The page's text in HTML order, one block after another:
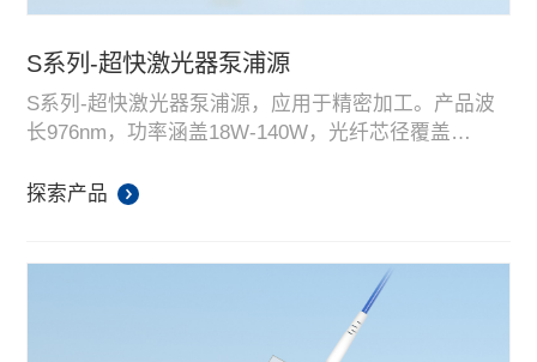
S系列-超快激光器泵浦源
S系列-超快激光器泵浦源，应用于精密加工。产品波
长976nm，功率涵盖18W-140W，光纤芯径覆盖
激光器泵浦源领域处于行业领先水平。
探索产品